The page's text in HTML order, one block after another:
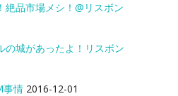
絶品市場メシ！@リスボン
の城があったよ！リスボン
事情 2016-12-01